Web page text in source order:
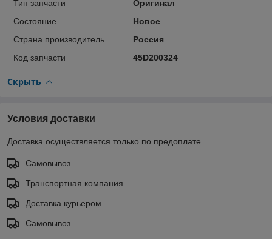
Тип запчасти
Оригинал
Состояние
Новое
Страна производитель
Россия
Код запчасти
45D200324
Скрыть
Условия доставки
Доставка осуществляется только по предоплате.
Самовывоз
Транспортная компания
Доставка курьером
Самовывоз